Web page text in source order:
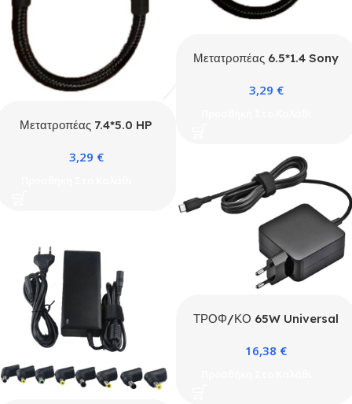
Μετατροπέας 6.5*1.4 Sony
Θηλυκό
3,29 €
Μετατροπέας 7.4*5.0 HP
Θηλυκό
3,29 €
ΤΡΟΦ/ΚΟ 65W Universal
16,38 €